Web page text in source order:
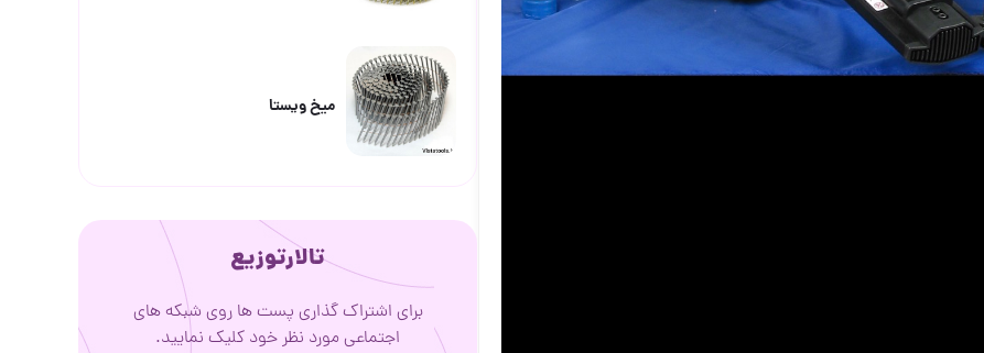
ميخ ويستا
تالارتوزیع
برای اشتراک گذاری پست ها روی شبکه های
اجتماعی مورد نظر خود کلیک نمایید.